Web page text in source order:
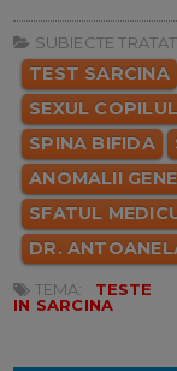
SUBIECTE
TEST SARCINA
SEXUL
SPINA BIFIDA
ANOMALII
SFATUL
DR.
TEMA:
TESTE
IN SARCINA